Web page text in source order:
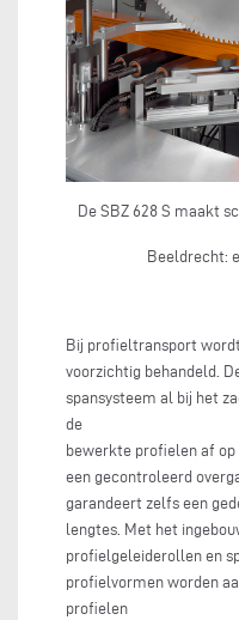
De SBZ 628 S maakt
Beeldrecht:
Bij profieltransport
voorzichtig behandeld.
spansysteem al bij het
de
bewerkte profielen af
een gecontroleerd
garandeert zelfs een
lengtes. Met het
profielgeleiderollen en
profielvormen worden
profielen